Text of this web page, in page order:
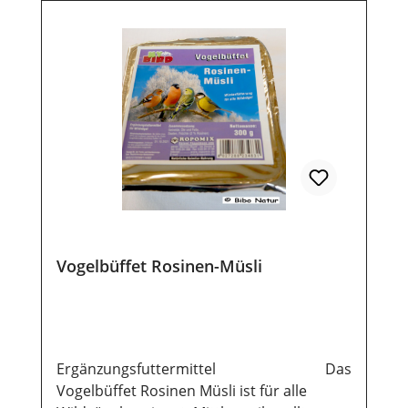
Vogelbüffet Rosinen-Müsli
Ergänzungsfuttermittel Das
Vogelbüffet Rosinen Müsli ist für alle